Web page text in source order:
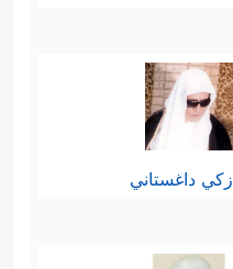
زكي داغستاني